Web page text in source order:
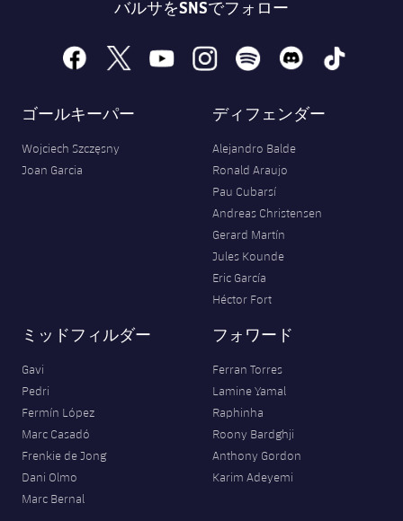
バルサをSNSでフォロー
facebook
x youtubeinstagramspotify discord tiktok
ゴールキーパー
Wojciech Szczęsny
Joan Garcia
ディフェンダー
Alejandro Balde
Ronald Araujo
Pau Cubarsí
Andreas Christensen
Gerard Martín
Jules Kounde
Eric García
Héctor Fort
ミッドフィルダー
Gavi
Pedri
Fermín López
Marc Casadó
Frenkie de Jong
Dani Olmo
Marc Bernal
フォワード
Ferran Torres
Lamine Yamal
Raphinha
Roony Bardghji
Anthony Gordon
Karim Adeyemi